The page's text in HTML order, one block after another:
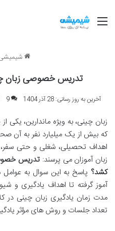
منو
تدریس خصوصی زبان
آخرین به روز رسانی: 28 آذر 1404 9
زبان چینی، به ویژه ماندارین،
که بیش از یک میلیارد نفر به آن
اهداف تحصیلی، شغلی و حتی سفر،
زبان آموزان می پرسند: تدریس
کشد؟ پاسخ به این سوال به
آموز گرفته تا اهداف یادگیری و
مدت زمان یادگیری زبان چینی
تعداد جلسات و روش های مؤثر